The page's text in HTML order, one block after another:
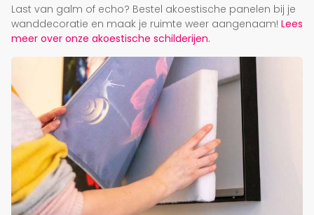
Last van galm of echo? Bestel akoestische panelen bij je
wanddecoratie en maak je ruimte weer aangenaam! Lees
meer over onze akoestische schilderijen.